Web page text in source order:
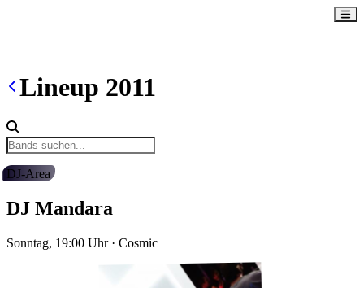
Lineup 2011
DJ-Area
DJ Mandara
Sonntag, 19:00 Uhr· Cosmic